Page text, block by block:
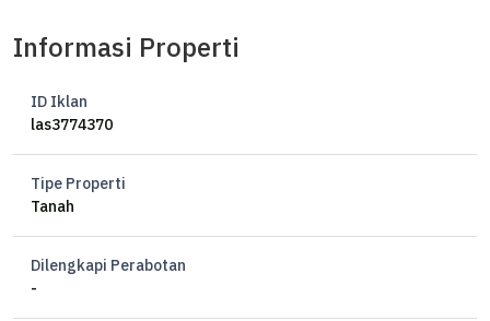
Informasi Properti
ID Iklan
las3774370
Tipe Properti
Tanah
Dilengkapi Perabotan
-